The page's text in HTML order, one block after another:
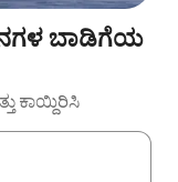
ಬಾಡಿಗೆಯ
ಕಾಯ್ದಿರಿಸಿ
ಕೀಲಿಗಳೊಂದಿಗೆ